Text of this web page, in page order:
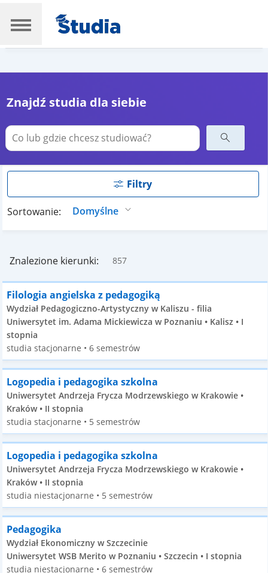
Znajdź studia dla siebie
Filtry
Sortowanie:
Znalezione kierunki: 857
Filologia angielska z pedagogiką
Wydział Pedagogiczno-Artystyczny w Kaliszu - filia
Uniwersytet im. Adama Mickiewicza w Poznaniu • Kalisz • I
stopnia
studia stacjonarne • 6 semestrów
Logopedia i pedagogika szkolna
Uniwersytet Andrzeja Frycza Modrzewskiego w Krakowie •
Kraków • II stopnia
studia stacjonarne • 5 semestrów
Logopedia i pedagogika szkolna
Uniwersytet Andrzeja Frycza Modrzewskiego w Krakowie •
Kraków • II stopnia
studia niestacjonarne • 5 semestrów
Pedagogika
Wydział Ekonomiczny w Szczecinie
Uniwersytet WSB Merito w Poznaniu • Szczecin • I stopnia
studia niestacjonarne • 6 semestrów